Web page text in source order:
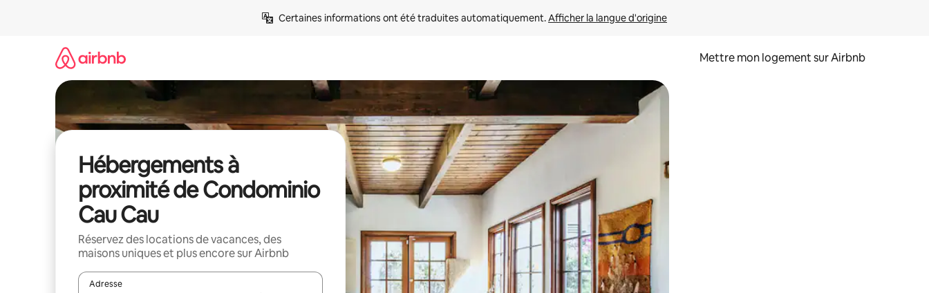
Certaines informations ont été traduites automatiquement. Afficher la langue d'origine
Mettre mon logement sur Airbnb
Hébergements à
proximité de Condominio
Cau Cau
Réservez des locations de vacances, des
maisons uniques et plus encore sur Airbnb
Adresse